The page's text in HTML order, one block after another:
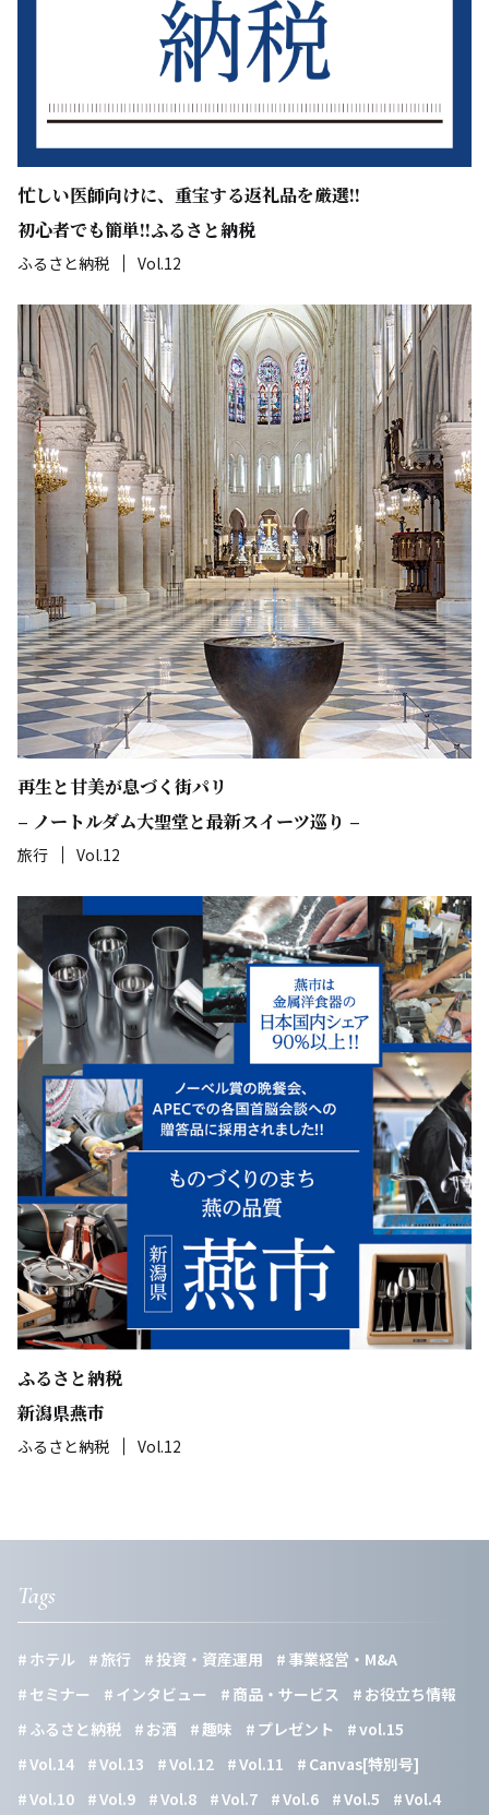
忙しい医師向けに、重宝する返礼品を厳選!!
初心者でも簡単!!ふるさと納税
ふるさと納税 Vol.12
再生と甘美が息づく街パリ
– ノートルダム大聖堂と最新スイーツ巡り –
旅行 Vol.12
ふるさと納税
新潟県燕市
ふるさと納税 Vol.12
Tags
ホテル 旅行 投資・資産運用
事業経営・M&A
セミナー
インタビュー 商品・サービス
お役立ち情報
ふるさと納税
お酒 趣味 プレゼント
vol.15
Vol.14
Vol.13 Vol.12 Vol.11
Canvas[特別号]
Vol.10
Vol.9 Vol.8 Vol.7 Vol.6 Vol.5 Vol.4